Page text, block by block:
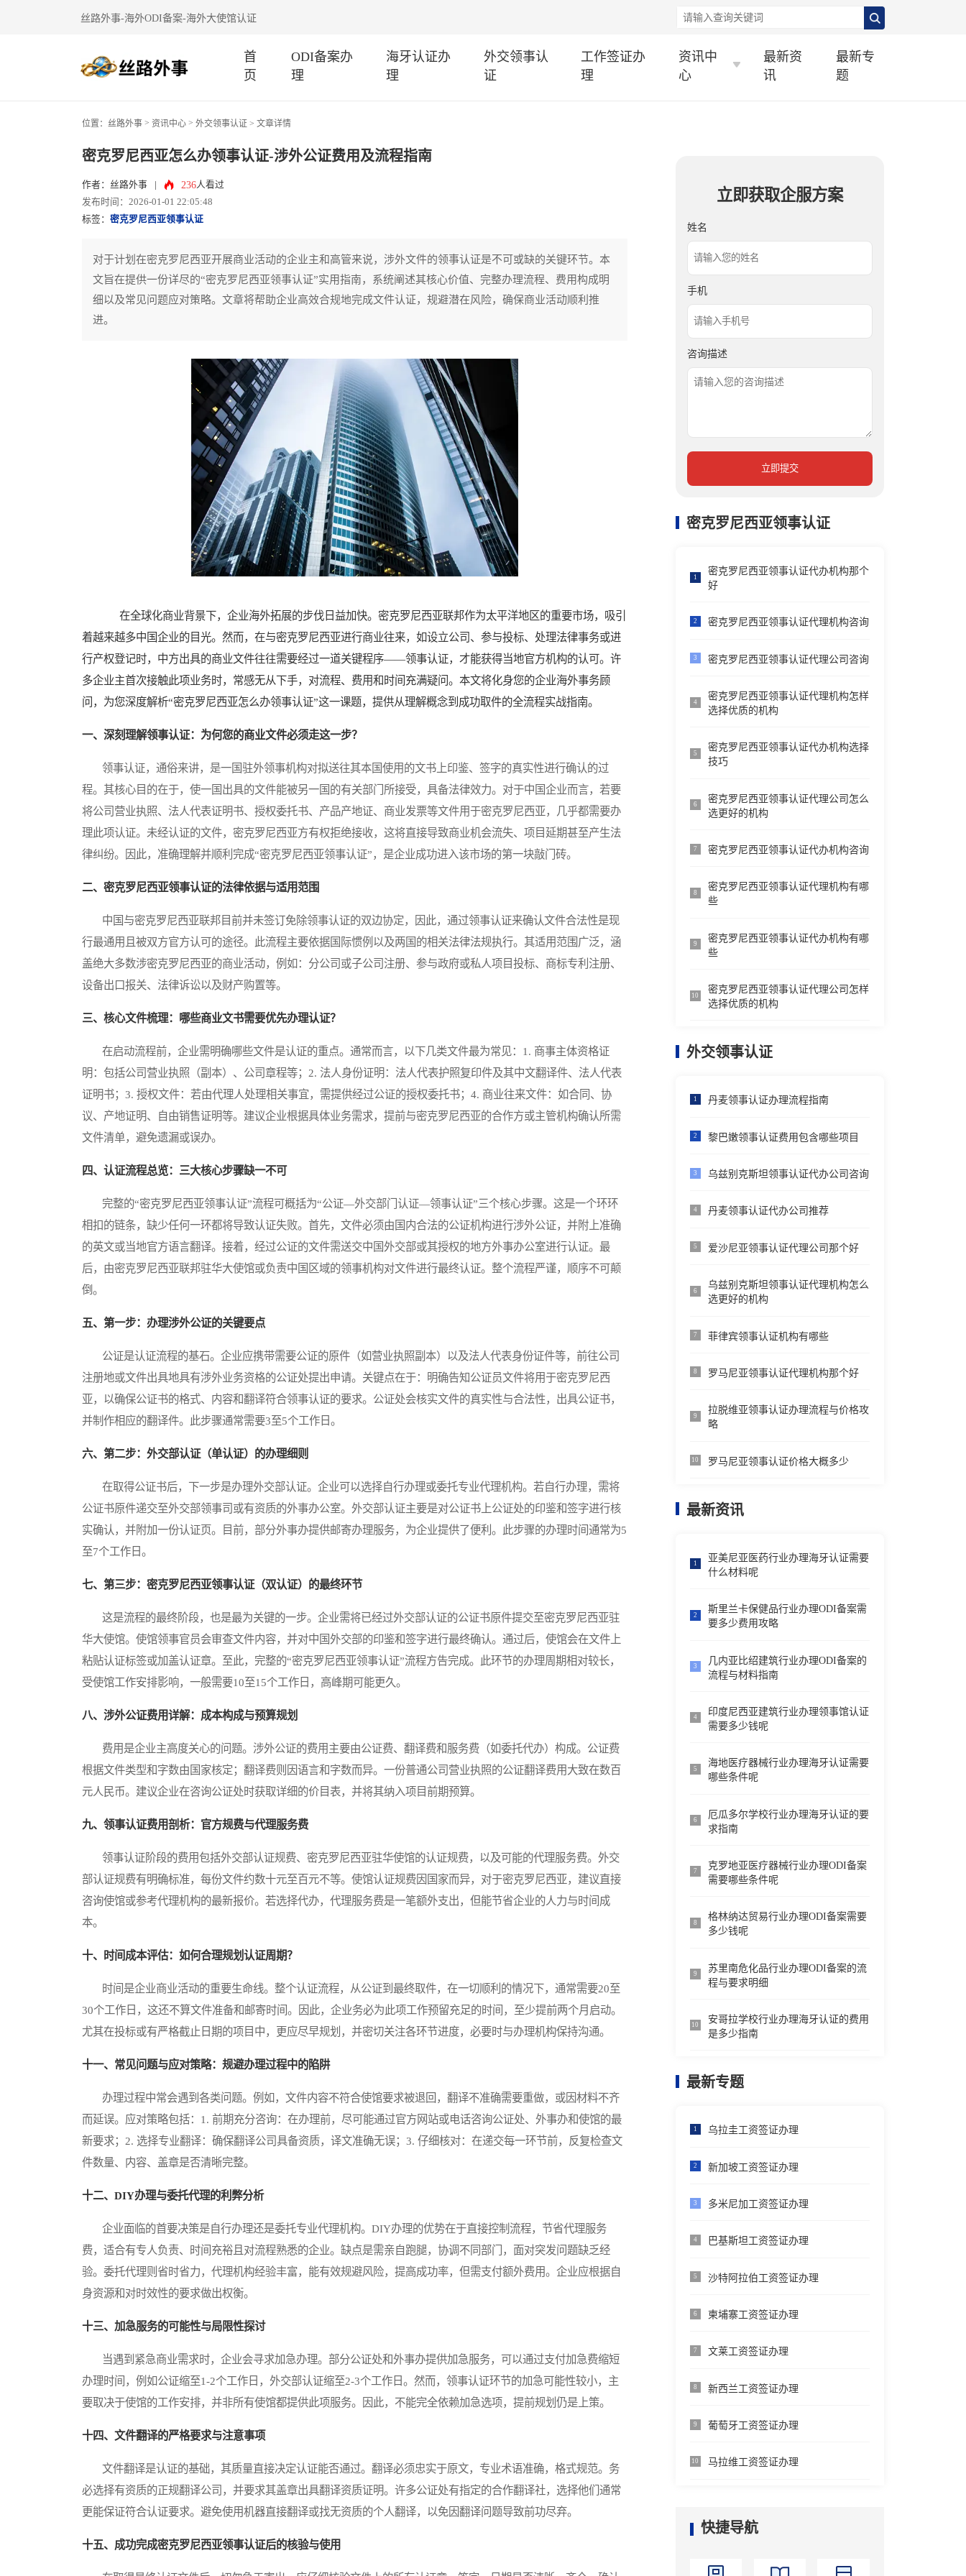
丝路外事-海外ODI备案-海外大使馆认证
首
页
ODI备案办
理
海牙认证办
理
外交领事认
证
工作签证办
理
资讯中
心
最新资
讯
最新专
题
位置： 丝路外事 > 资讯中心 > 外交领事认证 > 文章详情
密克罗尼西亚怎么办领事认证-涉外公证费用及流程指南
作者：丝路外事 236人看过
发布时间：2026-01-01 22:05:48
标签： 密克罗尼西亚领事认证
对于计划在密克罗尼西亚开展商业活动的企业主和高管来说，涉外文件的领事认证是不可或缺的关键环节。本
文旨在提供一份详尽的“密克罗尼西亚领事认证”实用指南，系统阐述其核心价值、完整办理流程、费用构成明
细以及常见问题应对策略。文章将帮助企业高效合规地完成文件认证，规避潜在风险，确保商业活动顺利推
进。
在全球化商业背景下，企业海外拓展的步伐日益加快。密克罗尼西亚联邦作为太平洋地区的重要市场，吸引
着越来越多中国企业的目光。然而，在与密克罗尼西亚进行商业往来，如设立公司、参与投标、处理法律事务或进
行产权登记时，中方出具的商业文件往往需要经过一道关键程序——领事认证，才能获得当地官方机构的认可。许
多企业主首次接触此项业务时，常感无从下手，对流程、费用和时间充满疑问。本文将化身您的企业海外事务顾
问，为您深度解析“密克罗尼西亚怎么办领事认证”这一课题，提供从理解概念到成功取件的全流程实战指南。
一、深刻理解领事认证：为何您的商业文件必须走这一步？
领事认证，通俗来讲，是一国驻外领事机构对拟送往其本国使用的文书上印鉴、签字的真实性进行确认的过
程。其核心目的在于，使一国出具的文件能被另一国的有关部门所接受，具备法律效力。对于中国企业而言，若要
将公司营业执照、法人代表证明书、授权委托书、产品产地证、商业发票等文件用于密克罗尼西亚，几乎都需要办
理此项认证。未经认证的文件，密克罗尼西亚方有权拒绝接收，这将直接导致商业机会流失、项目延期甚至产生法
律纠纷。因此，准确理解并顺利完成“密克罗尼西亚领事认证”，是企业成功进入该市场的第一块敲门砖。
二、密克罗尼西亚领事认证的法律依据与适用范围
中国与密克罗尼西亚联邦目前并未签订免除领事认证的双边协定，因此，通过领事认证来确认文件合法性是现
行最通用且被双方官方认可的途径。此流程主要依据国际惯例以及两国的相关法律法规执行。其适用范围广泛，涵
盖绝大多数涉密克罗尼西亚的商业活动，例如：分公司或子公司注册、参与政府或私人项目投标、商标专利注册、
设备出口报关、法律诉讼以及财产购置等。
三、核心文件梳理：哪些商业文书需要优先办理认证？
在启动流程前，企业需明确哪些文件是认证的重点。通常而言，以下几类文件最为常见：1. 商事主体资格证
明：包括公司营业执照（副本）、公司章程等；2. 法人身份证明：法人代表护照复印件及其中文翻译件、法人代表
证明书；3. 授权文件：若由代理人处理相关事宜，需提供经过公证的授权委托书；4. 商业往来文件：如合同、协
议、产地证明、自由销售证明等。建议企业根据具体业务需求，提前与密克罗尼西亚的合作方或主管机构确认所需
文件清单，避免遗漏或误办。
四、认证流程总览：三大核心步骤缺一不可
完整的“密克罗尼西亚领事认证”流程可概括为“公证—外交部门认证—领事认证”三个核心步骤。这是一个环环
相扣的链条，缺少任何一环都将导致认证失败。首先，文件必须由国内合法的公证机构进行涉外公证，并附上准确
的英文或当地官方语言翻译。接着，经过公证的文件需送交中国外交部或其授权的地方外事办公室进行认证。最
后，由密克罗尼西亚联邦驻华大使馆或负责中国区域的领事机构对文件进行最终认证。整个流程严谨，顺序不可颠
倒。
五、第一步：办理涉外公证的关键要点
公证是认证流程的基石。企业应携带需要公证的原件（如营业执照副本）以及法人代表身份证件等，前往公司
注册地或文件出具地具有涉外业务资格的公证处提出申请。关键点在于：明确告知公证员文件将用于密克罗尼西
亚，以确保公证书的格式、内容和翻译符合领事认证的要求。公证处会核实文件的真实性与合法性，出具公证书，
并制作相应的翻译件。此步骤通常需要3至5个工作日。
六、第二步：外交部认证（单认证）的办理细则
在取得公证书后，下一步是办理外交部认证。企业可以选择自行办理或委托专业代理机构。若自行办理，需将
公证书原件递交至外交部领事司或有资质的外事办公室。外交部认证主要是对公证书上公证处的印鉴和签字进行核
实确认，并附加一份认证页。目前，部分外事办提供邮寄办理服务，为企业提供了便利。此步骤的办理时间通常为5
至7个工作日。
七、第三步：密克罗尼西亚领事认证（双认证）的最终环节
这是流程的最终阶段，也是最为关键的一步。企业需将已经过外交部认证的公证书原件提交至密克罗尼西亚驻
华大使馆。使馆领事官员会审查文件内容，并对中国外交部的印鉴和签字进行最终确认。通过后，使馆会在文件上
粘贴认证标签或加盖认证章。至此，完整的“密克罗尼西亚领事认证”流程方告完成。此环节的办理周期相对较长，
受使馆工作安排影响，一般需要10至15个工作日，高峰期可能更久。
八、涉外公证费用详解：成本构成与预算规划
费用是企业主高度关心的问题。涉外公证的费用主要由公证费、翻译费和服务费（如委托代办）构成。公证费
根据文件类型和字数由国家核定；翻译费则因语言和字数而异。一份普通公司营业执照的公证翻译费用大致在数百
元人民币。建议企业在咨询公证处时获取详细的价目表，并将其纳入项目前期预算。
九、领事认证费用剖析：官方规费与代理服务费
领事认证阶段的费用包括外交部认证规费、密克罗尼西亚驻华使馆的认证规费，以及可能的代理服务费。外交
部认证规费有明确标准，每份文件约数十元至百元不等。使馆认证规费因国家而异，对于密克罗尼西亚，建议直接
咨询使馆或参考代理机构的最新报价。若选择代办，代理服务费是一笔额外支出，但能节省企业的人力与时间成
本。
十、时间成本评估：如何合理规划认证周期？
时间是企业商业活动的重要生命线。整个认证流程，从公证到最终取件，在一切顺利的情况下，通常需要20至
30个工作日，这还不算文件准备和邮寄时间。因此，企业务必为此项工作预留充足的时间，至少提前两个月启动。
尤其在投标或有严格截止日期的项目中，更应尽早规划，并密切关注各环节进度，必要时与办理机构保持沟通。
十一、常见问题与应对策略：规避办理过程中的陷阱
办理过程中常会遇到各类问题。例如，文件内容不符合使馆要求被退回，翻译不准确需要重做，或因材料不齐
而延误。应对策略包括：1. 前期充分咨询：在办理前，尽可能通过官方网站或电话咨询公证处、外事办和使馆的最
新要求；2. 选择专业翻译：确保翻译公司具备资质，译文准确无误；3. 仔细核对：在递交每一环节前，反复检查文
件数量、内容、盖章是否清晰完整。
十二、DIY办理与委托代理的利弊分析
企业面临的首要决策是自行办理还是委托专业代理机构。DIY办理的优势在于直接控制流程，节省代理服务
费，适合有专人负责、时间充裕且对流程熟悉的企业。缺点是需亲自跑腿，协调不同部门，面对突发问题缺乏经
验。委托代理则省时省力，代理机构经验丰富，能有效规避风险，提高成功率，但需支付额外费用。企业应根据自
身资源和对时效性的要求做出权衡。
十三、加急服务的可能性与局限性探讨
当遇到紧急商业需求时，企业会寻求加急办理。部分公证处和外事办提供加急服务，可以通过支付加急费缩短
办理时间，例如公证缩至1-2个工作日，外交部认证缩至2-3个工作日。然而，领事认证环节的加急可能性较小，主
要取决于使馆的工作安排，并非所有使馆都提供此项服务。因此，不能完全依赖加急选项，提前规划仍是上策。
十四、文件翻译的严格要求与注意事项
文件翻译是认证的基础，其质量直接决定认证能否通过。翻译必须忠实于原文，专业术语准确，格式规范。务
必选择有资质的正规翻译公司，并要求其盖章出具翻译资质证明。许多公证处有指定的合作翻译社，选择他们通常
更能保证符合认证要求。避免使用机器直接翻译或找无资质的个人翻译，以免因翻译问题导致前功尽弃。
十五、成功完成密克罗尼西亚领事认证后的核验与使用
立即获取企服方案
姓名
手机
咨询描述
立即提交
密克罗尼西亚领事认证
1
密克罗尼西亚领事认证代办机构那个
好
2 密克罗尼西亚领事认证代理机构咨询
3 密克罗尼西亚领事认证代理公司咨询
4
密克罗尼西亚领事认证代理机构怎样
选择优质的机构
5
密克罗尼西亚领事认证代办机构选择
技巧
6
密克罗尼西亚领事认证代理公司怎么
选更好的机构
7 密克罗尼西亚领事认证代办机构咨询
8
密克罗尼西亚领事认证代理机构有哪
些
9
密克罗尼西亚领事认证代办机构有哪
些
10
密克罗尼西亚领事认证代理公司怎样
选择优质的机构
外交领事认证
1 丹麦领事认证办理流程指南
2 黎巴嫩领事认证费用包含哪些项目
3 乌兹别克斯坦领事认证代办公司咨询
4 丹麦领事认证代办公司推荐
5 爱沙尼亚领事认证代理公司那个好
6
乌兹别克斯坦领事认证代理机构怎么
选更好的机构
7 菲律宾领事认证机构有哪些
8 罗马尼亚领事认证代理机构那个好
9
拉脱维亚领事认证办理流程与价格攻
略
10 罗马尼亚领事认证价格大概多少
最新资讯
1
亚美尼亚医药行业办理海牙认证需要
什么材料呢
2
斯里兰卡保健品行业办理ODI备案需
要多少费用攻略
3
几内亚比绍建筑行业办理ODI备案的
流程与材料指南
4
印度尼西亚建筑行业办理领事馆认证
需要多少钱呢
5
海地医疗器械行业办理海牙认证需要
哪些条件呢
6
厄瓜多尔学校行业办理海牙认证的要
求指南
7
克罗地亚医疗器械行业办理ODI备案
需要哪些条件呢
8
格林纳达贸易行业办理ODI备案需要
多少钱呢
9
苏里南危化品行业办理ODI备案的流
程与要求明细
10
安哥拉学校行业办理海牙认证的费用
是多少指南
最新专题
1 乌拉圭工资签证办理
2 新加坡工资签证办理
3 多米尼加工资签证办理
4 巴基斯坦工资签证办理
5 沙特阿拉伯工资签证办理
6 柬埔寨工资签证办理
7 文莱工资签证办理
8 新西兰工资签证办理
9 葡萄牙工资签证办理
10 马拉维工资签证办理
快捷导航